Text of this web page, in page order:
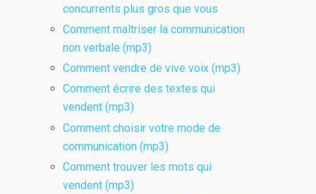
concurrents plus gros que vous
Comment maîtriser la communication
non verbale (mp3)
Comment vendre de vive voix (mp3)
Comment écrire des textes qui
vendent (mp3)
Comment choisir votre mode de
communication (mp3)
Comment trouver les mots qui
vendent (mp3)